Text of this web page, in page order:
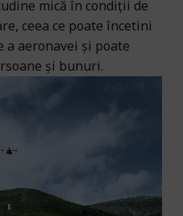
mică în condiții de
ceea ce poate încetini
a aeronavei și poate
și bunuri.